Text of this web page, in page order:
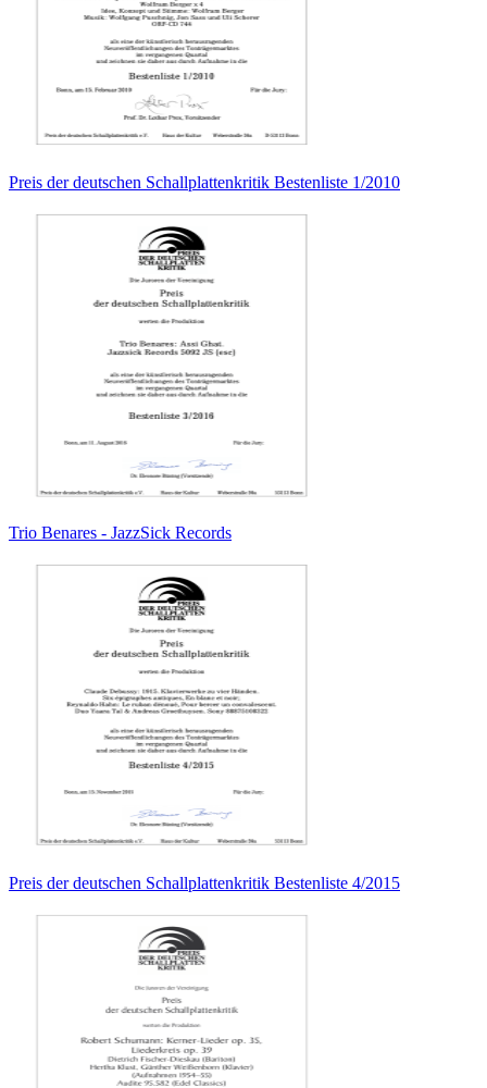
Preis der deutschen Schallplattenkritik Bestenliste 1/2010
Trio Benares - JazzSick Records
Preis der deutschen Schallplattenkritik Bestenliste 4/2015